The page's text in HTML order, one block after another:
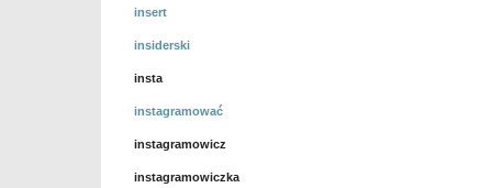
insert
insiderski
insta
instagramować
instagramowicz
instagramowiczka